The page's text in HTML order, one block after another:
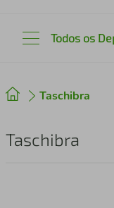
Todos os
Taschibra
Taschibra